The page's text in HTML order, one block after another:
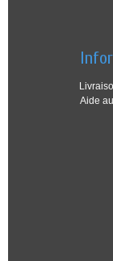
Aide